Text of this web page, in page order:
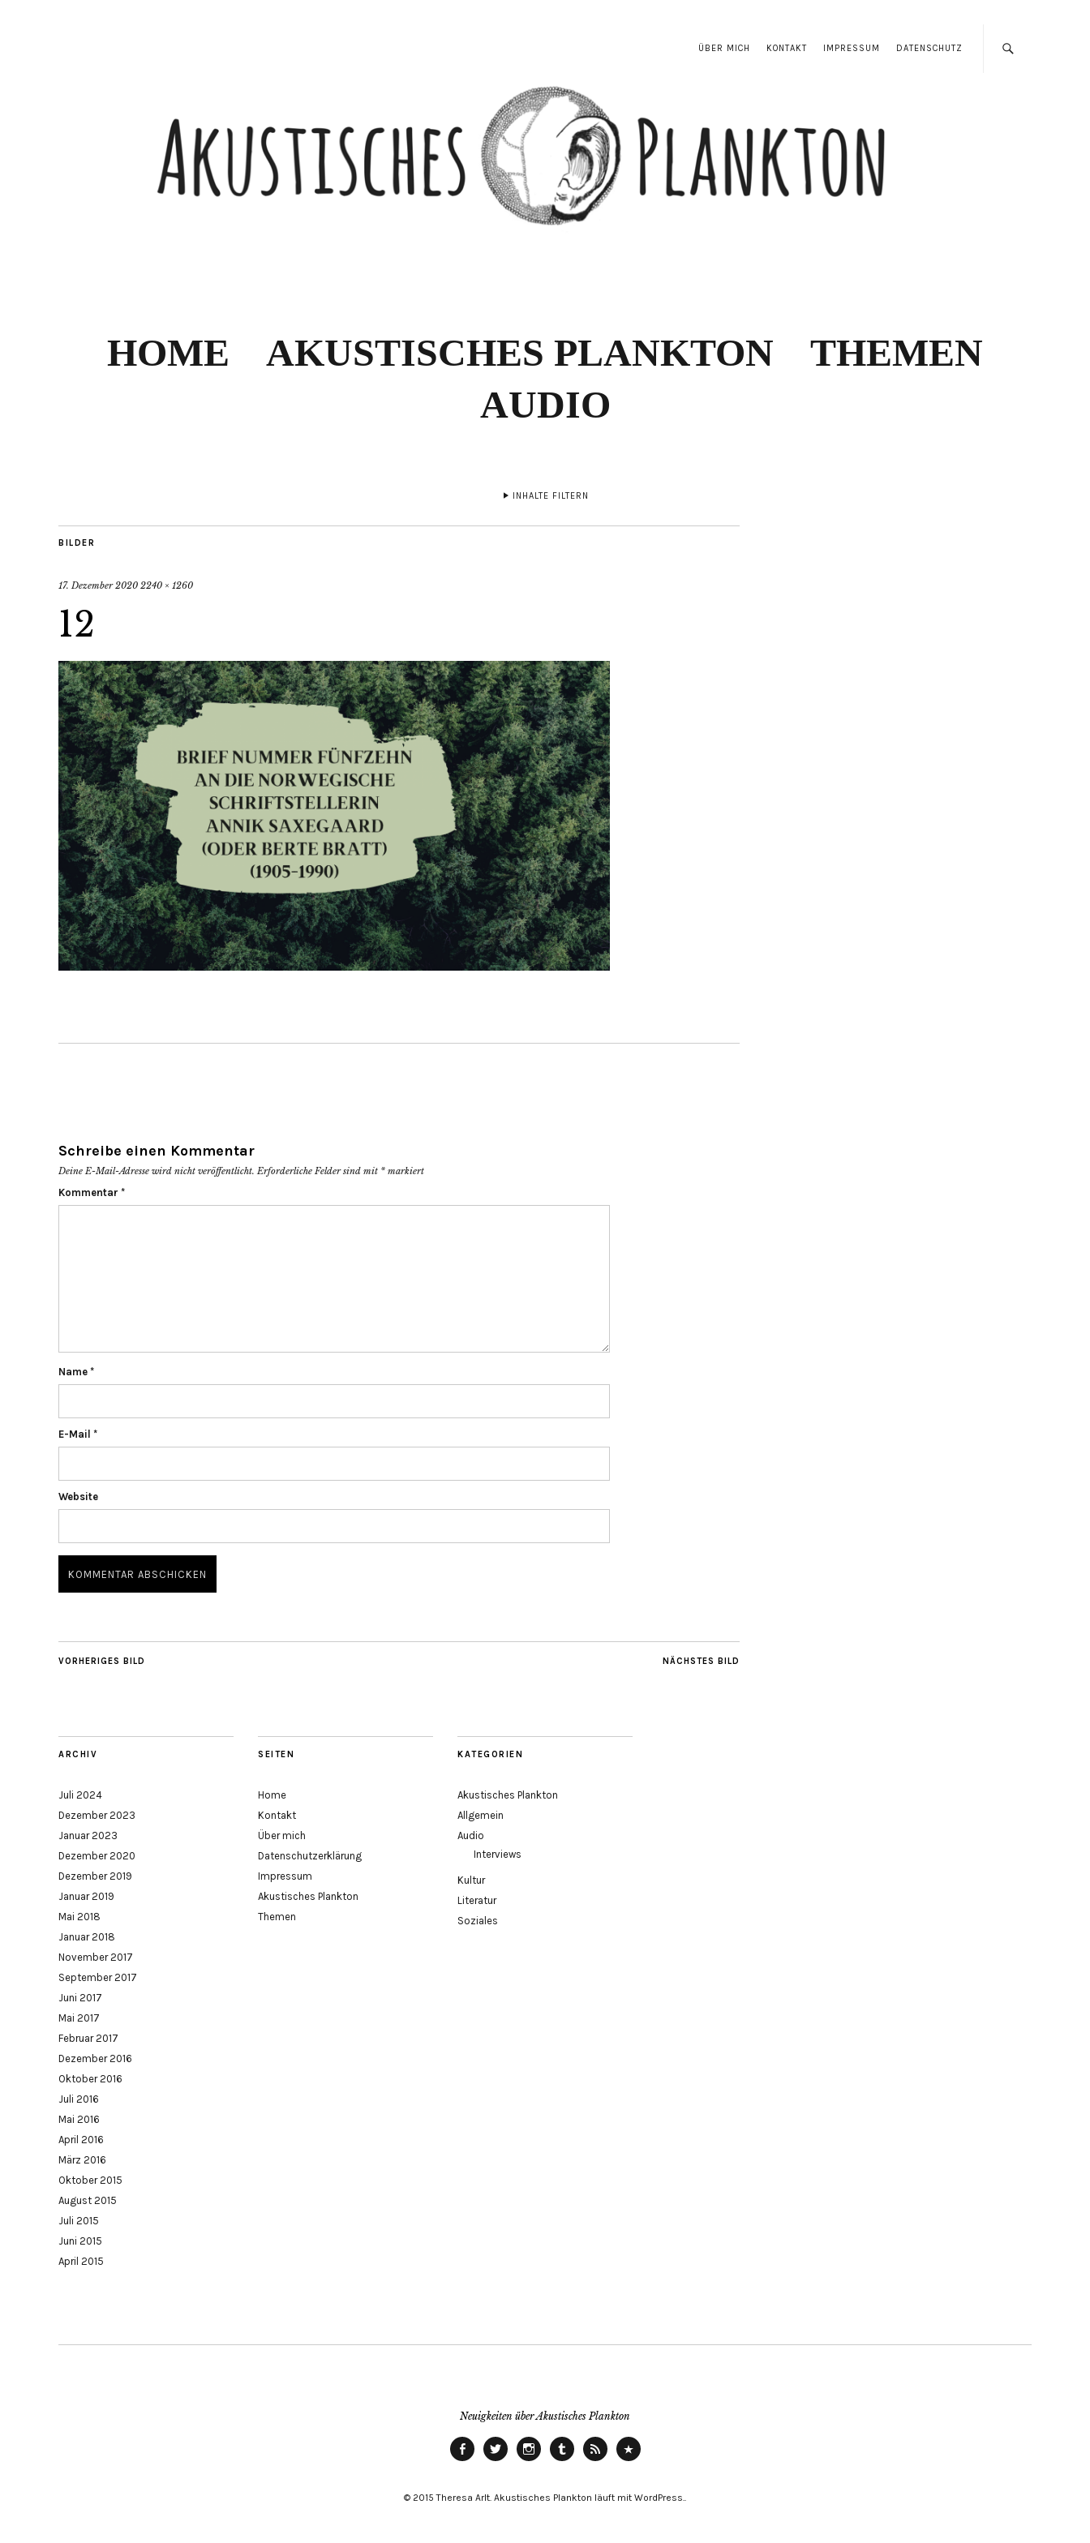
ÜBER MICH KONTAKT IMPRESSUM DATENSCHUTZ
HOME AKUSTISCHES PLANKTON
THEMEN
AUDIO
INHALTE FILTERN
BILDER
17. Dezember 2020 2240 × 1260
12
Schreibe einen Kommentar
Deine E-Mail-Adresse wird nicht veröffentlicht. Erforderliche Felder sind mit * markiert
Kommentar *
Name *
E-Mail *
Website
NÄCHSTES BILD
VORHERIGES BILD
ARCHIV
Juli 2024
Dezember 2023
Januar 2023
Dezember 2020
Dezember 2019
Januar 2019
Mai 2018
Januar 2018
November 2017
September 2017
Juni 2017
Mai 2017
Februar 2017
Dezember 2016
Oktober 2016
Juli 2016
Mai 2016
April 2016
März 2016
Oktober 2015
August 2015
Juli 2015
Juni 2015
April 2015
SEITEN
Home
Kontakt
Über mich
Datenschutzerklärung
Impressum
Akustisches Plankton
Themen
KATEGORIEN
Akustisches Plankton
Allgemein
Audio
Interviews
Kultur
Literatur
Soziales
Neuigkeiten über Akustisches Plankton
© 2015 Theresa Arlt. Akustisches Plankton läuft mit WordPress.